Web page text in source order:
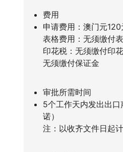
费用
申请费用：澳门元120
表格费用：无须缴付
印花税：无须缴付印
无须缴付保证金
审批所需时间
5个工作天内发出出
诺）
注：以收齐文件日起计